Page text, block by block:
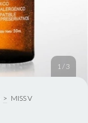
1/ 3
> MISS V